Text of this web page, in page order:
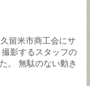
留米市商工会にサ
影するスタッフの
。 無駄のない動き